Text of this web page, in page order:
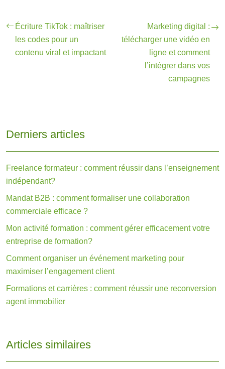
Écriture TikTok : maîtriser
les codes pour un
contenu viral et impactant
Marketing digital :
télécharger une vidéo en
ligne et comment
l’intégrer dans vos
campagnes
Derniers articles
Freelance formateur : comment réussir dans l’enseignement
indépendant?
Mandat B2B : comment formaliser une collaboration
commerciale efficace ?
Mon activité formation : comment gérer efficacement votre
entreprise de formation?
Comment organiser un événement marketing pour
maximiser l’engagement client
Formations et carrières : comment réussir une reconversion
agent immobilier
Articles similaires